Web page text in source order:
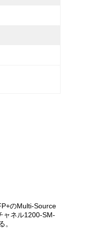
のMulti-Source
ャネル1200-SM-
。